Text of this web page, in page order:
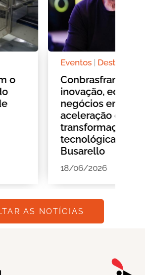
2026 debate
educação e
em meio à
das
com Romeo
AS NOTÍCIAS